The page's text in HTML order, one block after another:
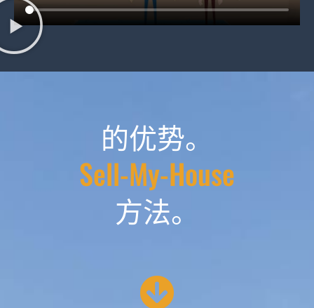
的优势。
Sell-My-House
方法。